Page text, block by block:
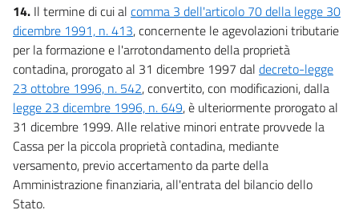
14. Il termine di cui al comma 3 dell'articolo 70 della legge 30
dicembre 1991, n. 413, concernente le agevolazioni tributarie
per la formazione e l'arrotondamento della proprietà
contadina, prorogato al 31 dicembre 1997 dal decreto-legge
23 ottobre 1996, n. 542, convertito, con modificazioni, dalla
legge 23 dicembre 1996, n. 649, è ulteriormente prorogato al
31 dicembre 1999. Alle relative minori entrate provvede la
Cassa per la piccola proprietà contadina, mediante
versamento, previo accertamento da parte della
Amministrazione finanziaria, all'entrata del bilancio dello
Stato.